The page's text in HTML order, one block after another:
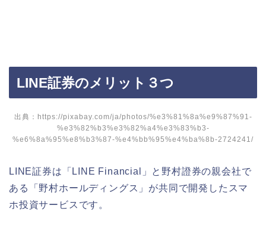
LINE証券のメリット３つ
出典：https://pixabay.com/ja/photos/%e3%81%8a%e9%87%91-
%e3%82%b3%e3%82%a4%e3%83%b3-
%e6%8a%95%e8%b3%87-%e4%bb%95%e4%ba%8b-2724241/
LINE証券は「LINE Financial」と野村證券の親会社で
ある「野村ホールディングス」が共同で開発したスマ
ホ投資サービスです。